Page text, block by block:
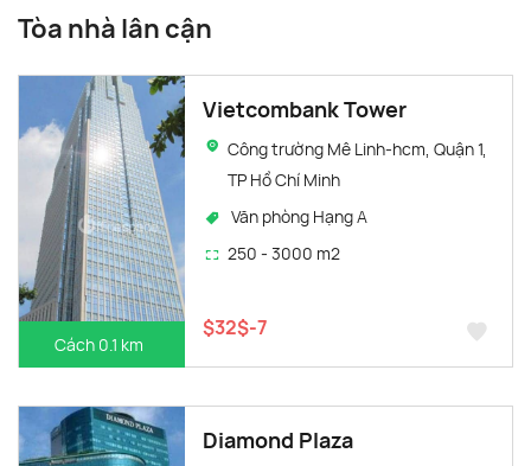
Tòa nhà lân cận
Cách 0.1 km
Vietcombank Tower
Công trường Mê Linh-hcm, Quận 1,
TP Hồ Chí Minh
Văn phòng Hạng A
250 - 3000 m2
$32$-7
Diamond Plaza